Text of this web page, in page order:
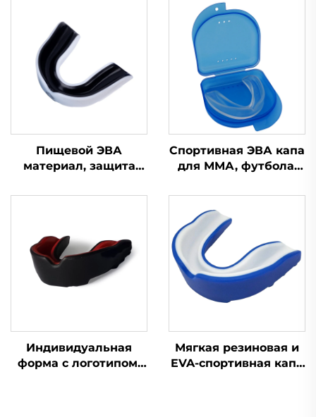
Пищевой ЭВА
материал, защита
брекетов, боксерская
спортивные капы для
зубов
Спортивная ЭВА капа
для ММА, футбола,
защита для зубов,
зубная капа
Индивидуальная
форма с логотипом,
Мягкая резиновая и
EVA-спортивная капа